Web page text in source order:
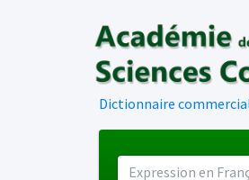
Dictionnaire